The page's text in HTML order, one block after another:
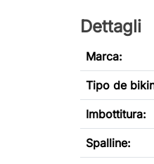
Dettagli
Marca:
Tipo de
Imbottitura:
Spalline: